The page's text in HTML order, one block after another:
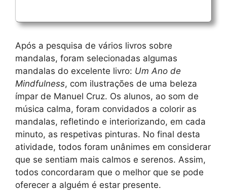
Após a pesquisa de vários livros sobre
mandalas, foram selecionadas algumas
mandalas do excelente livro: Um Ano de
Mindfulness, com ilustrações de uma beleza
ímpar de Manuel Cruz. Os alunos, ao som de
música calma, foram convidados a colorir as
mandalas, refletindo e interiorizando, em cada
minuto, as respetivas pinturas. No final desta
atividade, todos foram unânimes em considerar
que se sentiam mais calmos e serenos. Assim,
todos concordaram que o melhor que se pode
oferecer a alguém é estar presente.